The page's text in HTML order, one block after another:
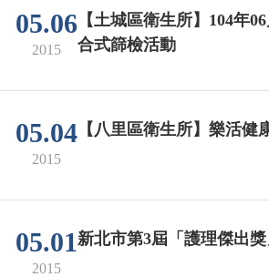
05.06
2015
【土城區衛生所】104年
合式篩檢活動
05.04
2015
【八里區衛生所】樂活健
05.01
2015
新北市第3屆「護理傑出